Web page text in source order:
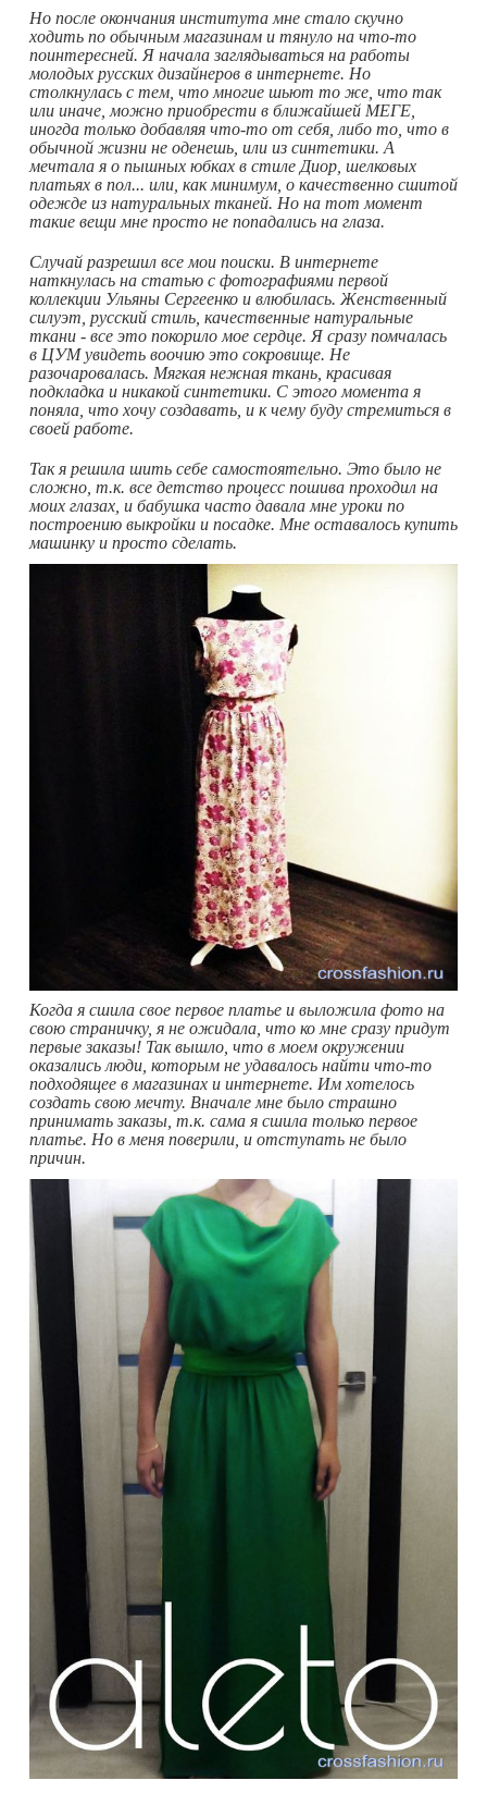
Но после окончания института мне стало скучно
ходить по обычным магазинам и тянуло на что-то
поинтересней. Я начала заглядываться на работы
молодых русских дизайнеров в интернете. Но
столкнулась с тем, что многие шьют то же, что так
или иначе, можно приобрести в ближайшей МЕГЕ,
иногда только добавляя что-то от себя, либо то, что в
обычной жизни не оденешь, или из синтетики. А
мечтала я о пышных юбках в стиле Диор, шелковых
платьях в пол... или, как минимум, о качественно сшитой
одежде из натуральных тканей. Но на тот момент
такие вещи мне просто не попадались на глаза.
Случай разрешил все мои поиски. В интернете
наткнулась на статью с фотографиями первой
коллекции Ульяны Сергеенко и влюбилась. Женственный
силуэт, русский стиль, качественные натуральные
ткани - все это покорило мое сердце. Я сразу помчалась
в ЦУМ увидеть воочию это сокровище. Не
разочаровалась. Мягкая нежная ткань, красивая
подкладка и никакой синтетики. С этого момента я
поняла, что хочу создавать, и к чему буду стремиться в
своей работе.
Так я решила шить себе самостоятельно. Это было не
сложно, т.к. все детство процесс пошива проходил на
моих глазах, и бабушка часто давала мне уроки по
построению выкройки и посадке. Мне оставалось купить
машинку и просто сделать.
Когда я сшила свое первое платье и выложила фото на
свою страничку, я не ожидала, что ко мне сразу придут
первые заказы! Так вышло, что в моем окружении
оказались люди, которым не удавалось найти что-то
подходящее в магазинах и интернете. Им хотелось
создать свою мечту. Вначале мне было страшно
принимать заказы, т.к. сама я сшила только первое
платье. Но в меня поверили, и отступать не было
причин.